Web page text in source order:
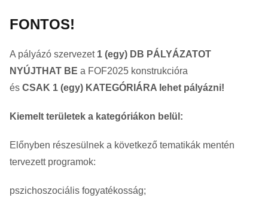
FONTOS!
A pályázó szervezet 1 (egy) DB PÁLYÁZATOT
NYÚJTHAT BE a FOF2025 konstrukcióra
és CSAK 1 (egy) KATEGÓRIÁRA lehet pályázni!
Kiemelt területek a kategóriákon belül:
Előnyben részesülnek a következő tematikák mentén
tervezett programok:
pszichoszociális fogyatékosság;